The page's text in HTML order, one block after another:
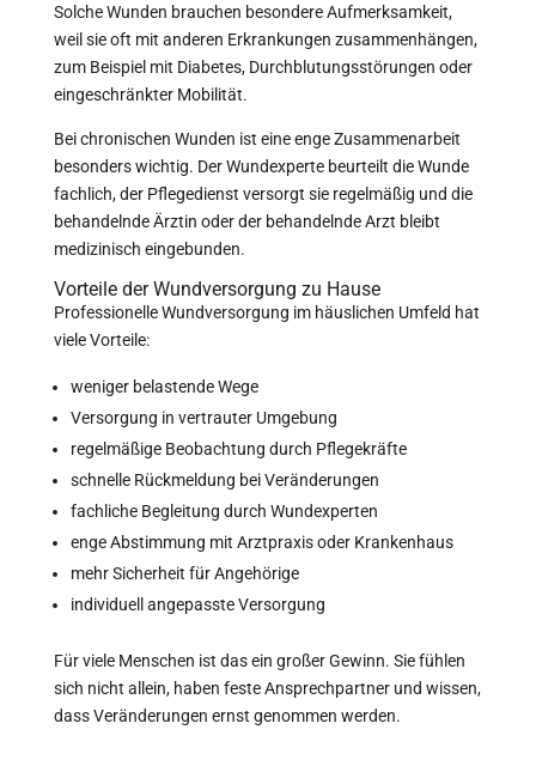
Solche Wunden brauchen besondere Aufmerksamkeit,
weil sie oft mit anderen Erkrankungen zusammenhängen,
zum Beispiel mit Diabetes, Durchblutungsstörungen oder
eingeschränkter Mobilität.
Bei chronischen Wunden ist eine enge Zusammenarbeit
besonders wichtig. Der Wundexperte beurteilt die Wunde
fachlich, der Pflegedienst versorgt sie regelmäßig und die
behandelnde Ärztin oder der behandelnde Arzt bleibt
medizinisch eingebunden.
Vorteile der Wundversorgung zu Hause
Professionelle Wundversorgung im häuslichen Umfeld hat
viele Vorteile:
weniger belastende Wege
Versorgung in vertrauter Umgebung
regelmäßige Beobachtung durch Pflegekräfte
schnelle Rückmeldung bei Veränderungen
fachliche Begleitung durch Wundexperten
enge Abstimmung mit Arztpraxis oder Krankenhaus
mehr Sicherheit für Angehörige
individuell angepasste Versorgung
Für viele Menschen ist das ein großer Gewinn. Sie fühlen
sich nicht allein, haben feste Ansprechpartner und wissen,
dass Veränderungen ernst genommen werden.